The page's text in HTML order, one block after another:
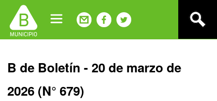
navigation
Back
to
top
B de Boletín - 20 de marzo de
2026 (N° 679)